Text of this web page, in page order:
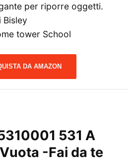
per riporre oggetti.
Bisley
tower School
DA AMAZON
531 A
-Fai da te